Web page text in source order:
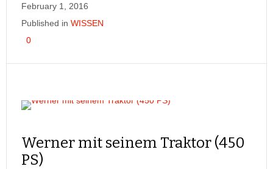
February 1, 2016
Published in WISSEN
0
Werner mit seinem Traktor (450
PS)